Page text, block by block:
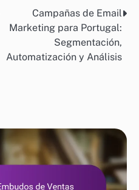
Campañas de Email
Marketing para Portugal:
Segmentación,
Automatización y Análisis